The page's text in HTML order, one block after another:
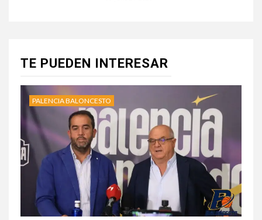
TE PUEDEN INTERESAR
PALENCIA BALONCESTO